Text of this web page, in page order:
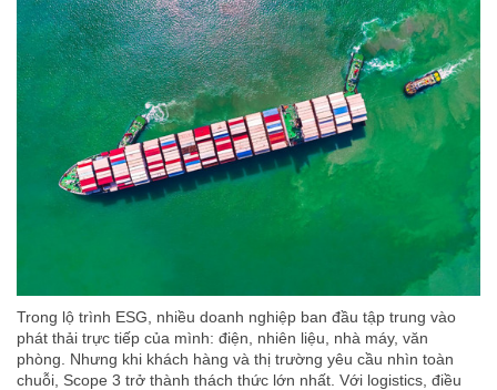
Trong lộ trình ESG, nhiều doanh nghiệp ban đầu tập trung vào
phát thải trực tiếp của mình: điện, nhiên liệu, nhà máy, văn
phòng. Nhưng khi khách hàng và thị trường yêu cầu nhìn toàn
chuỗi, Scope 3 trở thành thách thức lớn nhất. Với logistics, điều